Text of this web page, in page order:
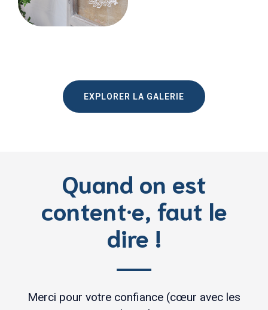
EXPLORER LA GALERIE
Quand on est
content·e, faut le
dire !
Merci pour votre confiance (cœur avec les